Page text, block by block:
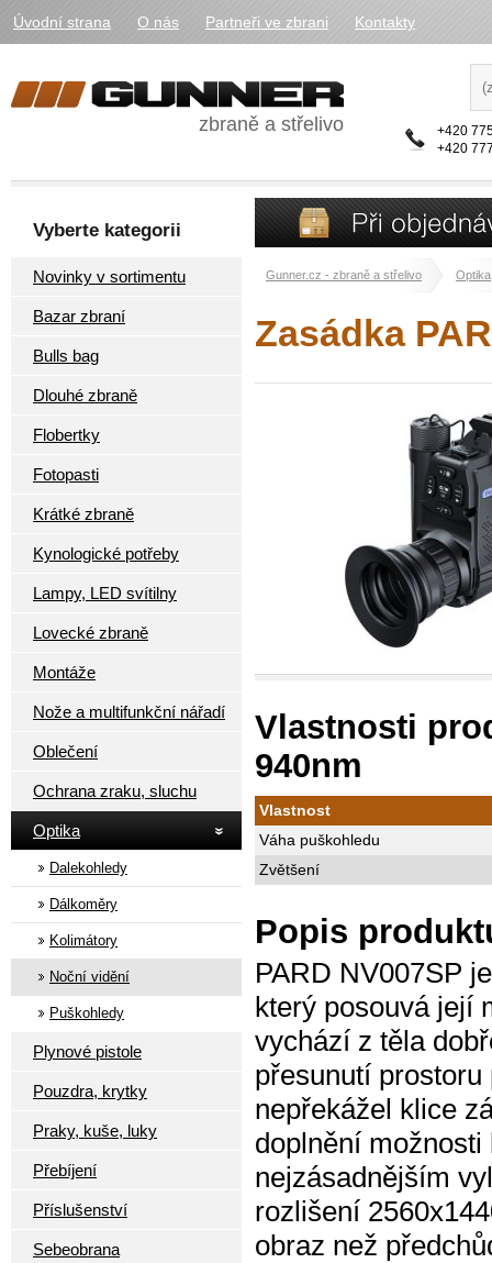
Úvodní strana O nás Partneři ve zbrani Kontakty
zbraně a střelivo
+420
+420
Vyberte kategorii
Novinky v sortimentu
Bazar zbraní
Bulls bag
Dlouhé zbraně
Flobertky
Fotopasti
Krátké zbraně
Kynologické potřeby
Lampy, LED svítilny
Lovecké zbraně
Montáže
Nože a multifunkční nářadí
Oblečení
Ochrana zraku, sluchu
Optika
Dalekohledy
Dálkoměry
Kolimátory
Noční vidění
Puškohledy
Plynové pistole
Pouzdra, krytky
Praky, kuše, luky
Přebíjení
Příslušenství
Sebeobrana
Gunner.cz - zbraně a střelivo Optika
Zasádka
Vlastnosti
940nm
Vlastnost
Váha puškohledu
Zvětšení
Popis
PARD NV007SP
který posouvá její
vychází z těla
přesunutí
nepřekážel klice
doplnění
nejzásadnějším
rozlišení
obraz než